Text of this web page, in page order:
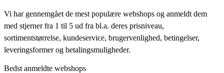
Vi har gennemgået de mest populære webshops og anmeldt dem
med stjerner fra 1 til 5 ud fra bl.a. deres prisniveau,
sortimentstørrelse, kundeservice, brugervenlighed, betingelser,
leveringsformer og betalingsmuligheder.
Bedst anmeldte webshops